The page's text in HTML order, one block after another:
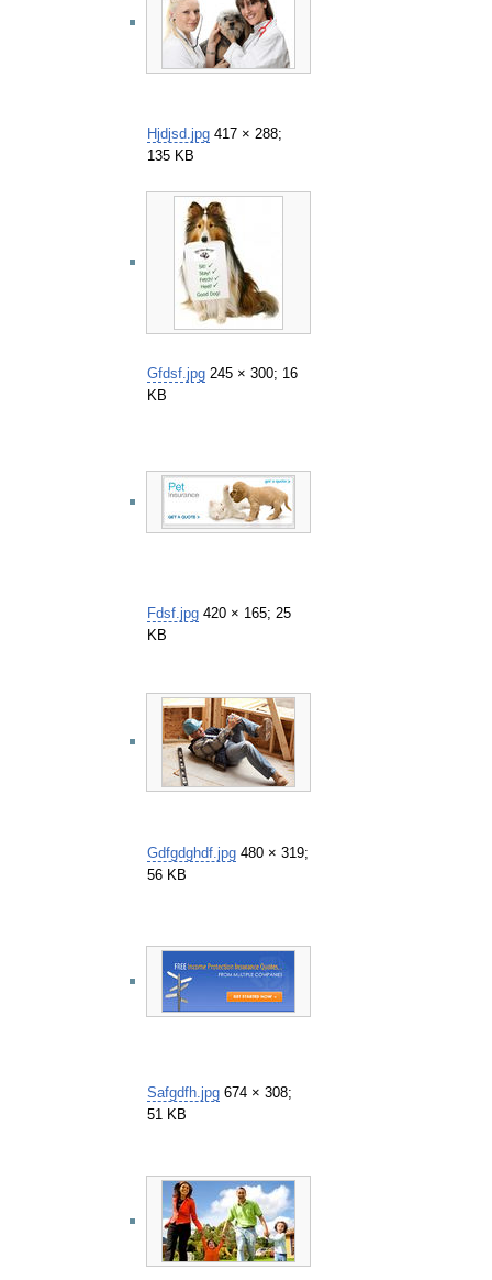
Hjdjsd.jpg 417 × 288;
135 KB
Gfdsf.jpg 245 × 300; 16
KB
Fdsf.jpg 420 × 165; 25
KB
Gdfgdghdf.jpg 480 × 319;
56 KB
Safgdfh.jpg 674 × 308;
51 KB